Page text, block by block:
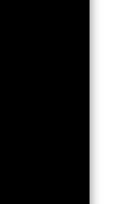
Ладыжине
Лозовой
Лохвице
Львове
Люботине